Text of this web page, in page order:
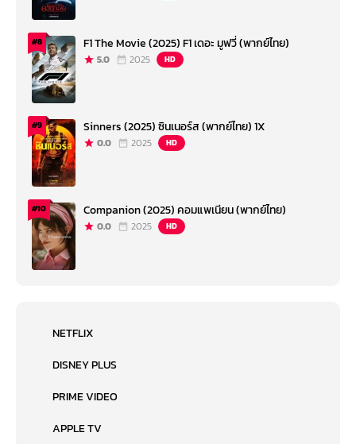
#8 F1 The Movie (2025) F1 เดอะ มูฟวี่ (พากย์ไทย)
5.0 2025 HD
#9 Sinners (2025) ซินเนอร์ส (พากย์ไทย) 1X
0.0 2025 HD
#10 Companion (2025) คอมแพเนียน (พากย์ไทย)
0.0 2025 HD
NETFLIX
DISNEY PLUS
PRIME VIDEO
APPLE TV